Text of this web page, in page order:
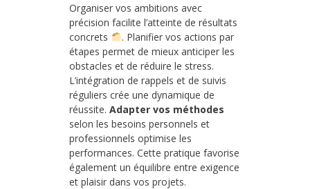
Organiser vos ambitions avec
précision facilite l’atteinte de résultats
concrets
. Planifier vos actions par
étapes permet de mieux anticiper les
obstacles et de réduire le stress.
L’intégration de rappels et de suivis
réguliers crée une dynamique de
réussite. Adapter vos méthodes
selon les besoins personnels et
professionnels optimise les
performances. Cette pratique favorise
également un équilibre entre exigence
et plaisir dans vos projets.